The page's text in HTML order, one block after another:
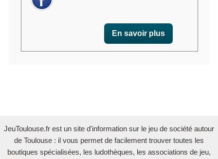
En savoir plus
JeuToulouse.fr est un site d'information sur le jeu de société autour
de Toulouse : il vous permet de facilement trouver toutes les
boutiques spécialisées, les ludothèques, les associations de jeu,